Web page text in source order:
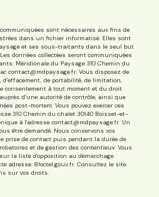
sont nécessaires aux fins de
dans un fichier informatisé. Elles sont
et ses sous-traitants dans le seul but
données collectées seront communiquées
Méridionale du Paysage 310 Chemin du
contact@mdpaysage.fr. Vous disposez de
d’effacement, de portabilité, de limitation,
consentement à tout moment et du droit
d’une autorité de contrôle, ainsi que
post-mortem. Vous pouvez exercer ces
310 Chemin du chalet 30140 Boisset-et-
à l'adresse contact@mdpaysage.fr. Un
être demandé. Nous conservons vos
prise de contact puis pendant la durée de
et de gestion des contentieux. Vous
la liste d'opposition au démarchage
adresse: Bloctel.gouv.fr. Consultez le site
sur vos droits.